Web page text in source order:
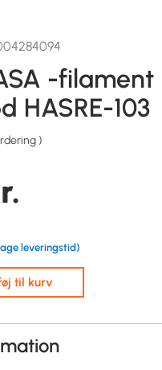
-filament
HASRE-103
)
leveringstid)
til kurv